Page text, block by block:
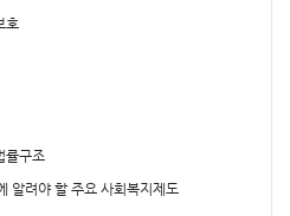
호
률구조
알려야 할 주요 사회복지제도